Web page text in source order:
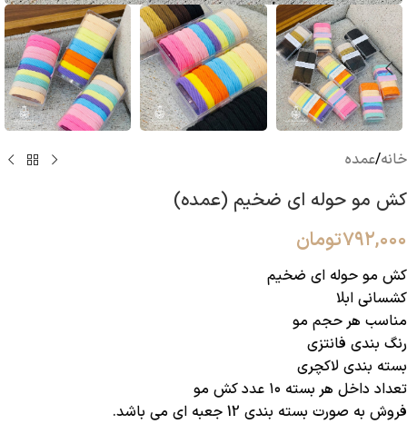
خانه/عمده
کش مو حوله ای ضخیم (عمده)
۷۹۲,۰۰۰تومان
کش مو حوله ای ضخیم
کشسانی ابلا
مناسب هر حجم مو
رنگ بندی فانتزی
بسته بندی لاکچری
تعداد داخل هر بسته ۱۰ عدد کش مو
فروش به صورت بسته بندی 12 جعبه ای می باشد.